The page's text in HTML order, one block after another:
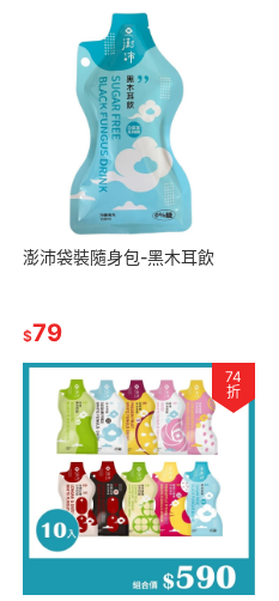
澎沛袋裝隨身包-黑木耳飲
$79
74
折